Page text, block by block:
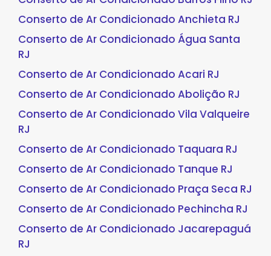
Conserto de Ar Condicionado Anchieta RJ
Conserto de Ar Condicionado Água Santa
RJ
Conserto de Ar Condicionado Acari RJ
Conserto de Ar Condicionado Abolição RJ
Conserto de Ar Condicionado Vila Valqueire
RJ
Conserto de Ar Condicionado Taquara RJ
Conserto de Ar Condicionado Tanque RJ
Conserto de Ar Condicionado Praça Seca RJ
Conserto de Ar Condicionado Pechincha RJ
Conserto de Ar Condicionado Jacarepaguá
RJ